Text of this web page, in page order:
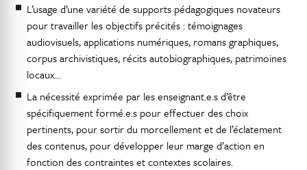
L’usage d’une variété de supports pédagogiques novateurs
pour travailler les objectifs précités : témoignages
audiovisuels, applications numériques, romans graphiques,
corpus archivistiques, récits autobiographiques, patrimoines
locaux…
La nécessité exprimée par les enseignant.e.s d’être
spécifiquement formé.e.s pour effectuer des choix
pertinents, pour sortir du morcellement et de l’éclatement
des contenus, pour développer leur marge d’action en
fonction des contraintes et contextes scolaires.